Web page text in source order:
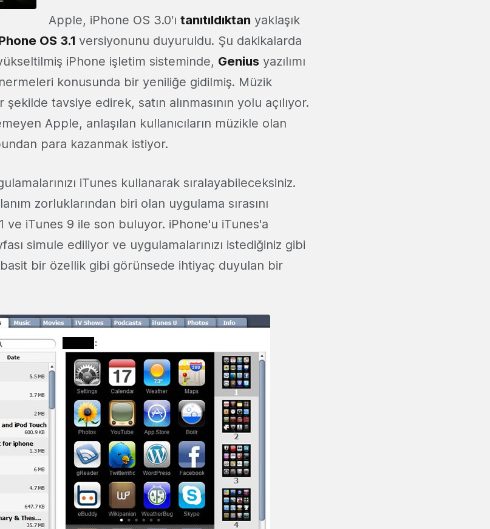
Apple, iPhone OS 3.0′ı tanıtıldıktan yaklaşık
OS 3.1 versiyonunu duyuruldu. Şu dakikalarda
iPhone işletim sisteminde, Genius yazılımı
konusunda bir yeniliğe gidilmiş. Müzik
tavsiye edirek, satın alınmasının yolu açılıyor.
Apple, anlaşılan kullanıcıların müzikle olan
para kazanmak istiyor.
iTunes kullanarak sıralayabileceksiniz.
zorluklarından biri olan uygulama sırasını
ve iTunes 9 ile son buluyor. iPhone'u iTunes'a
simule ediliyor ve uygulamalarınızı istediğiniz gibi
bir özellik gibi görünsede ihtiyaç duyulan bir